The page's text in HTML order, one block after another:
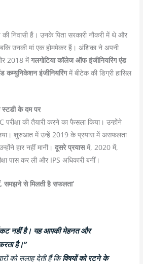
की निवासी हैं। उनके पिता सरकारी नौकरी में थे और
उनकी मां एक होममेकर हैं। अंशिका ने अपनी
2018 मेंगलगोटिया कॉलेज ऑफ इंजीनियरिंग एंड
कम्युनिकेशन इंजीनियरिंगमें बीटेक की डिग्री हासिल
स्टडी के दम पर
की तैयारी करने का फैसला किया। उन्होंने
लिया। शुरुआत में उन्हें 2019 के प्रयास में असफलता
हार नहीं मानी।दूसरे प्रयासमें, 2020 में,
पास कर ली और IPS अधिकारी बनीं।
समझने से मिलती है सफलता’
नहीं है। यह आपकी मेहनत और
है।”
को सलाह देती हैं किविषयों को रटने के